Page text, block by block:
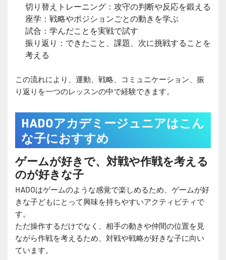
切り替えトレーニング：攻守の判断や反応を鍛える
座学：戦略やポジションごとの動きを学ぶ
試合：学んだことを実戦で試す
振り返り：できたこと、課題、次に挑戦することを
考える
この流れにより、運動、戦略、コミュニケーション、振
り返りを一つのレッスンの中で経験できます。
HADOアカデミージュニアはこん
な子におすすめ
ゲームが好きで、対戦や作戦を考える
のが好きな子
HADOはゲームのような感覚で楽しめるため、ゲームが好
きな子どもにとって興味を持ちやすいアクティビティで
す。
ただ操作するだけでなく、相手の動きや仲間の位置を見
ながら作戦を考えるため、対戦や戦略が好きな子に向い
ています。